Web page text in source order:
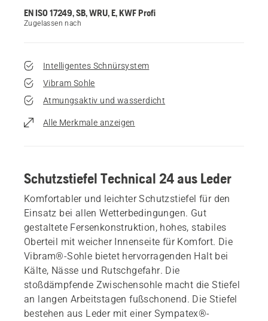
EN ISO 17249, SB, WRU, E, KWF Profi
Zugelassen nach
Intelligentes Schnürsystem
Vibram Sohle
Atmungsaktiv und wasserdicht
Alle Merkmale anzeigen
Schutzstiefel Technical 24 aus Leder
Komfortabler und leichter Schutzstiefel für den
Einsatz bei allen Wetterbedingungen. Gut
gestaltete Fersenkonstruktion, hohes, stabiles
Oberteil mit weicher Innenseite für Komfort. Die
Vibram®-Sohle bietet hervorragenden Halt bei
Kälte, Nässe und Rutschgefahr. Die
stoßdämpfende Zwischensohle macht die Stiefel
an langen Arbeitstagen fußschonend. Die Stiefel
bestehen aus Leder mit einer Sympatex®-